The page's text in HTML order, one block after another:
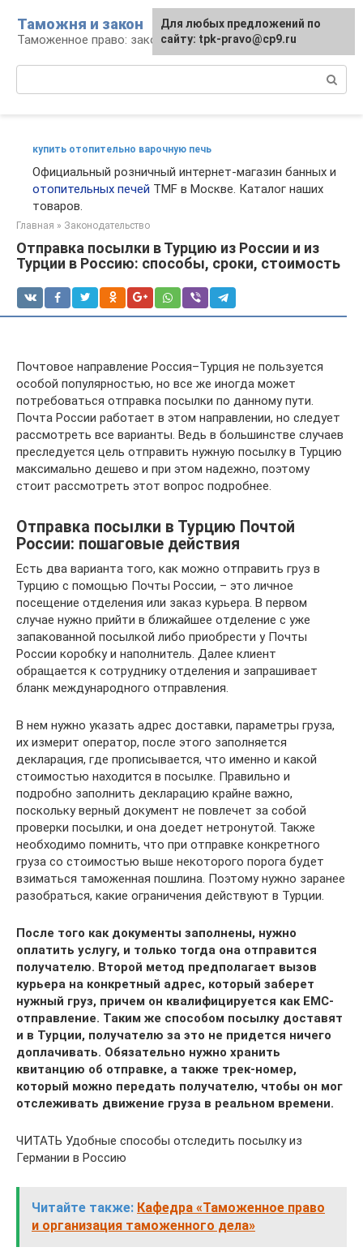
контенту
Таможня и закон
Таможенное право: законы и их применение
купить отопительно варочную печь
Официальный розничный интернет-магазин банных и
отопительных печей TMF в Москве. Каталог наших
товаров.
Главная » Законодательство
Отправка посылки в Турцию из России и из
Турции в Россию: способы, сроки, стоимость
Почтовое направление Россия–Турция не пользуется
особой популярностью, но все же иногда может
потребоваться отправка посылки по данному пути.
Почта России работает в этом направлении, но следует
рассмотреть все варианты. Ведь в большинстве случаев
преследуется цель отправить нужную посылку в Турцию
максимально дешево и при этом надежно, поэтому
стоит рассмотреть этот вопрос подробнее.
Отправка посылки в Турцию Почтой
России: пошаговые действия
Есть два варианта того, как можно отправить груз в
Турцию с помощью Почты России, – это личное
посещение отделения или заказ курьера. В первом
случае нужно прийти в ближайшее отделение с уже
запакованной посылкой либо приобрести у Почты
России коробку и наполнитель. Далее клиент
обращается к сотруднику отделения и запрашивает
бланк международного отправления.
В нем нужно указать адрес доставки, параметры груза,
их измерит оператор, после этого заполняется
декларация, где прописывается, что именно и какой
стоимостью находится в посылке. Правильно и
подробно заполнить декларацию крайне важно,
поскольку верный документ не повлечет за собой
проверки посылки, и она доедет нетронутой. Также
необходимо помнить, что при отправке конкретного
груза со стоимостью выше некоторого порога будет
взиматься таможенная пошлина. Поэтому нужно заранее
разобраться, какие ограничения действуют в Турции.
После того как документы заполнены, нужно
оплатить услугу, и только тогда она отправится
получателю. Второй метод предполагает вызов
курьера на конкретный адрес, который заберет
нужный груз, причем он квалифицируется как ЕМС-
отправление. Таким же способом посылку доставят
и в Турции, получателю за это не придется ничего
доплачивать. Обязательно нужно хранить
квитанцию об отправке, а также трек-номер,
который можно передать получателю, чтобы он мог
отслеживать движение груза в реальном времени.
ЧИТАТЬ Удобные способы отследить посылку из
Германии в Россию
Читайте также: Кафедра «Таможенное право
и организация таможенного дела»
Для любых предложений по
сайту: tpk-pravo@cp9.ru